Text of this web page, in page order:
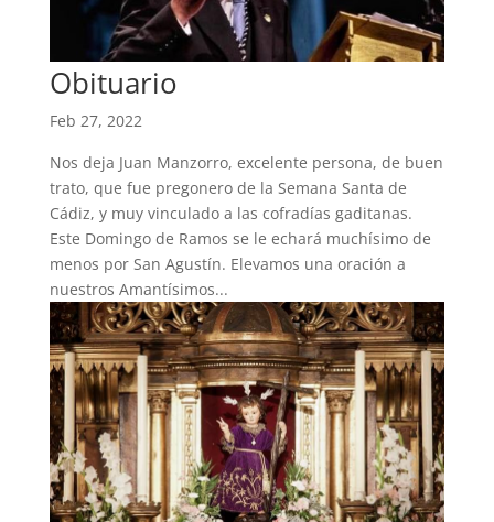
Obituario
Feb 27, 2022
Nos deja Juan Manzorro, excelente persona, de buen
trato, que fue pregonero de la Semana Santa de
Cádiz, y muy vinculado a las cofradías gaditanas.
Este Domingo de Ramos se le echará muchísimo de
menos por San Agustín. Elevamos una oración a
nuestros Amantísimos...